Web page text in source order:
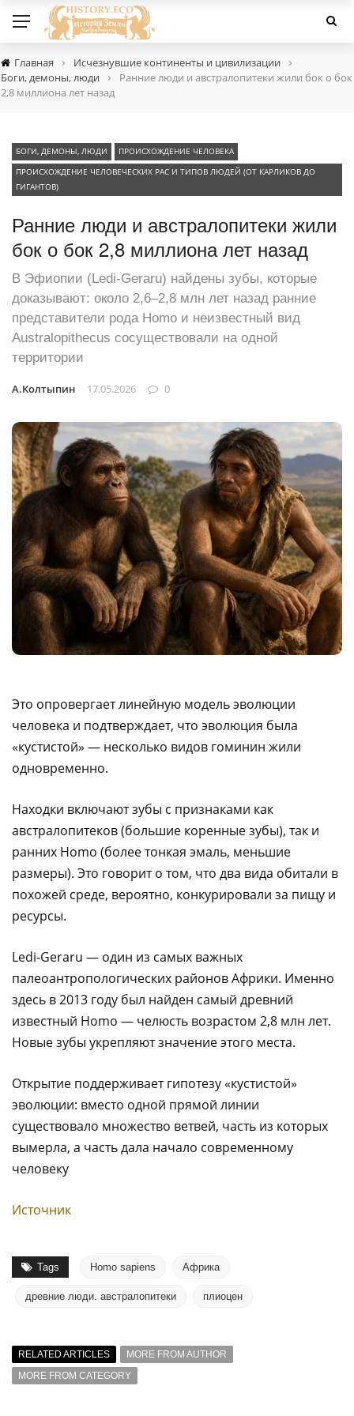
Главная › Исчезнувшие континенты и цивилизации ›
Боги, демоны, люди ›
Ранние люди и австралопитеки жили бок о бок
2,8 миллиона лет назад
БОГИ, ДЕМОНЫ, ЛЮДИ
ПРОИСХОЖДЕНИЕ ЧЕЛОВЕКА
ПРОИСХОЖДЕНИЕ ЧЕЛОВЕЧЕСКИХ РАС И ТИПОВ ЛЮДЕЙ (ОТ КАРЛИКОВ ДО
ГИГАНТОВ)
Ранние люди и австралопитеки жили
бок о бок 2,8 миллиона лет назад
В Эфиопии (Ledi-Geraru) найдены зубы, которые
доказывают: около 2,6–2,8 млн лет назад ранние
представители рода Homo и неизвестный вид
Australopithecus сосуществовали на одной
территории
А.Колтыпин 17.05.2026 0
Это опровергает линейную модель эволюции
человека и подтверждает, что эволюция была
«кустистой» — несколько видов гоминин жили
одновременно.
Находки включают зубы с признаками как
австралопитеков (большие коренные зубы), так и
ранних Homo (более тонкая эмаль, меньшие
размеры). Это говорит о том, что два вида обитали в
похожей среде, вероятно, конкурировали за пищу и
ресурсы.
Ledi-Geraru — один из самых важных
палеоантропологических районов Африки. Именно
здесь в 2013 году был найден самый древний
известный Homo — челюсть возрастом 2,8 млн лет.
Новые зубы укрепляют значение этого места.
Открытие поддерживает гипотезу «кустистой»
эволюции: вместо одной прямой линии
существовало множество ветвей, часть из которых
вымерла, а часть дала начало современному
человеку
Источник
Tags Homo sapiens Африка
древние люди. австралопитеки плиоцен
RELATED ARTICLES
MORE FROM AUTHOR
MORE FROM CATEGORY